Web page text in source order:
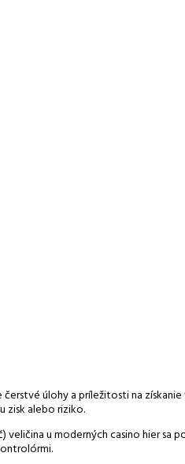
úlohy a príležitosti na získanie
zisk alebo riziko.
u moderných casino hier sa